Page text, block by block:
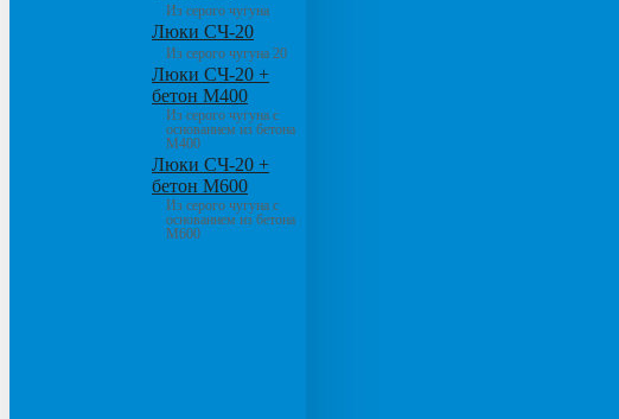
Из серого чугуна
Люки СЧ-20
Из серого чугуна 20
Люки СЧ-20 +
бетон М400
Из серого чугуна с
основанием из бетона
М400
Люки СЧ-20 +
бетон М600
Из серого чугуна с
основанием из бетона
М600